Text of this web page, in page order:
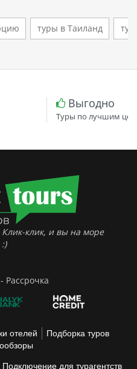
туры в Таиланд
Выгодно
Туры по лучшим
Клик-клик, и вы на море
:)
Рассрочка
отелей
Подборка туров
Подключение для турагентств